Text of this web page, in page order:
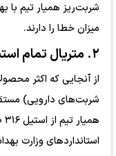
شربت‌ریز همیار تیم با
میزان خطا را دارند.
۲. متریال تمام استیل و رعایت پروتکل‌های بهداشتی
از آنجایی که اکثر
شربت‌های دارویی)
استانداردهای وزارت